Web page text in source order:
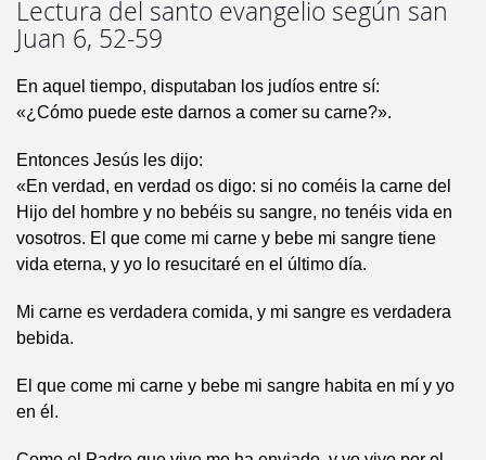
Lectura del santo evangelio según san
Juan 6, 52-59
En aquel tiempo, disputaban los judíos entre sí:
«¿Cómo puede este darnos a comer su carne?».
Entonces Jesús les dijo:
«En verdad, en verdad os digo: si no coméis la carne del
Hijo del hombre y no bebéis su sangre, no tenéis vida en
vosotros. El que come mi carne y bebe mi sangre tiene
vida eterna, y yo lo resucitaré en el último día.
Mi carne es verdadera comida, y mi sangre es verdadera
bebida.
El que come mi carne y bebe mi sangre habita en mí y yo
en él.